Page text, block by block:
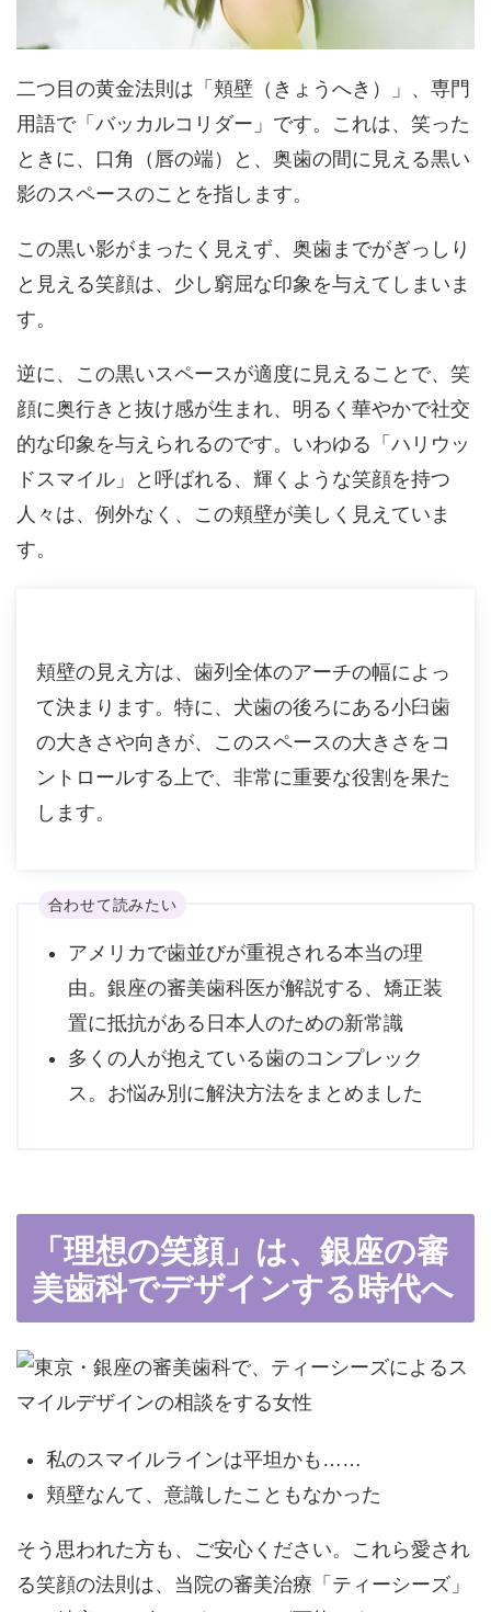
二つ目の黄金法則は「頬壁（きょうへき）」、専門
用語で「バッカルコリダー」です。これは、笑った
ときに、口角（唇の端）と、奥歯の間に見える黒い
影のスペースのことを指します。
この黒い影がまったく見えず、奥歯までがぎっしり
と見える笑顔は、少し窮屈な印象を与えてしまいま
す。
逆に、この黒いスペースが適度に見えることで、笑
顔に奥行きと抜け感が生まれ、明るく華やかで社交
的な印象を与えられるのです。 いわゆる「ハリウッ
ドスマイル」と呼ばれる、輝くような笑顔を持つ
人々は、例外なく、この頬壁が美しく見えていま
す。
頬壁の見え方は、歯列全体のアーチの幅によっ
て決まります。特に、犬歯の後ろにある小臼歯
の大きさや向きが、このスペースの大きさをコ
ントロールする上で、非常に重要な役割を果た
します。
合わせて読みたい
アメリカで歯並びが重視される本当の理
由。銀座の審美歯科医が解説する、矯正装
置に抵抗がある日本人のための新常識
多くの人が抱えている歯のコンプレック
ス。お悩み別に解決方法をまとめました
「理想の笑顔」は、銀座の審
美歯科でデザインする時代へ
私のスマイルラインは平坦かも……
頬壁なんて、意識したこともなかった
そう思われた方も、ご安心ください。これら愛され
る笑顔の法則は、当院の審美治療「ティーシーズ」